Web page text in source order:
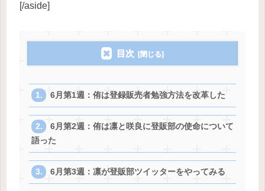
[/aside]
目次
6月第1週：侑は登録販売者勉強方法を改革した
6月第2週：侑は凛と咲良に登販部の使命について
語った
6月第3週：凛が登販部ツイッターをやってみる